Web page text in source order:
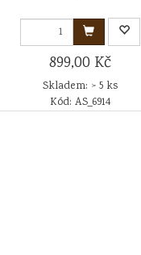
899,00 Kč
Skladem: > 5 ks
Kód: AS_6914